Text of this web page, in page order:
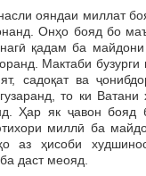
ояндаи миллат
Онҳо бояд бо
қадам ба
Мактаби
садоқат ва
то ки
Ҳар як ҷавон бояд
миллӣ ба
аз ҳисоби
даст меояд.